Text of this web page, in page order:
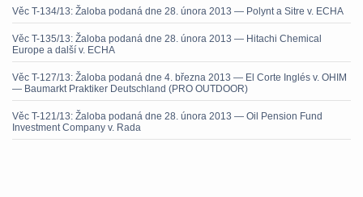
Věc T-134/13: Žaloba podaná dne 28. února 2013 — Polynt a Sitre v. ECHA
Věc T-135/13: Žaloba podaná dne 28. února 2013 — Hitachi Chemical
Europe a další v. ECHA
Věc T-127/13: Žaloba podaná dne 4. března 2013 — El Corte Inglés v. OHIM
— Baumarkt Praktiker Deutschland (PRO OUTDOOR)
Věc T-121/13: Žaloba podaná dne 28. února 2013 — Oil Pension Fund
Investment Company v. Rada